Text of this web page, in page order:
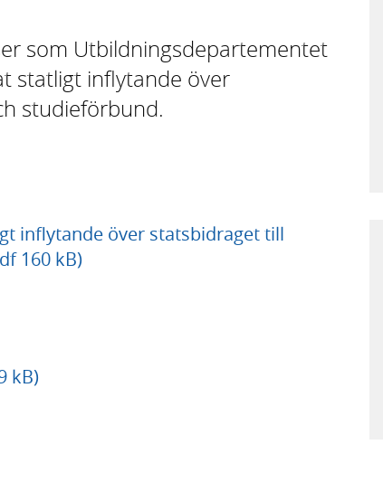
som Utbildningsdepartementet
statligt inflytande över
studieförbund.
inflytande över statsbidraget till
160 kB)
kB)